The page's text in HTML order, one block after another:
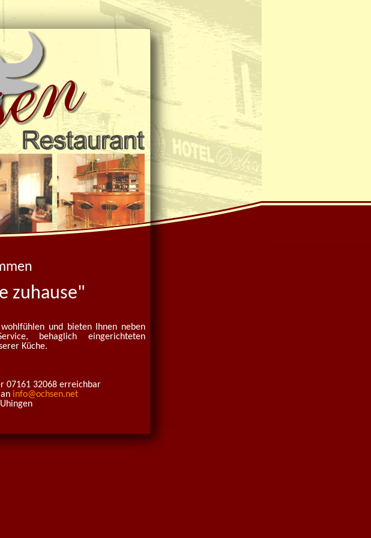
zuhause"
und bieten Ihnen neben
behaglich eingerichteten
Küche.
07161 32068 erreichbar
info@ochsen.net